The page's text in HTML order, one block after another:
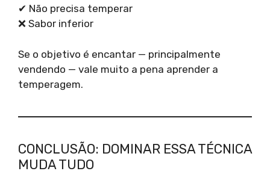
✔ Não precisa temperar
❌ Sabor inferior
Se o objetivo é encantar — principalmente
vendendo — vale muito a pena aprender a
temperagem.
CONCLUSÃO: DOMINAR ESSA TÉCNICA
MUDA TUDO